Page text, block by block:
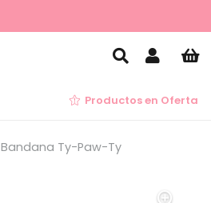
Productos en Oferta
Bandana Ty-Paw-Ty